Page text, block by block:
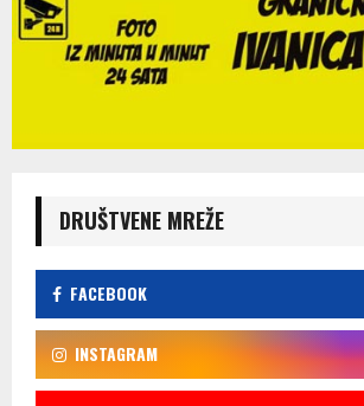
DRUŠTVENE MREŽE
FACEBOOK
INSTAGRAM